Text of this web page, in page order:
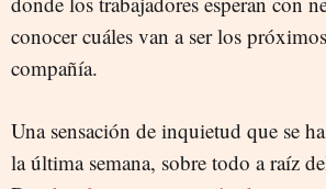
conocer cuáles van a ser los
compañía.
Una sensación de inquietud que se
la última semana, sobre todo a raíz